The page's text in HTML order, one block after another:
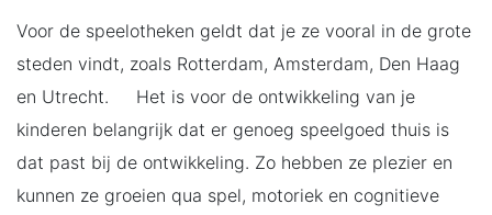
Voor de speelotheken geldt dat je ze vooral in de grote
steden vindt, zoals Rotterdam, Amsterdam, Den Haag
en Utrecht. Het is voor de ontwikkeling van je
kinderen belangrijk dat er genoeg speelgoed thuis is
dat past bij de ontwikkeling. Zo hebben ze plezier en
kunnen ze groeien qua spel, motoriek en cognitieve